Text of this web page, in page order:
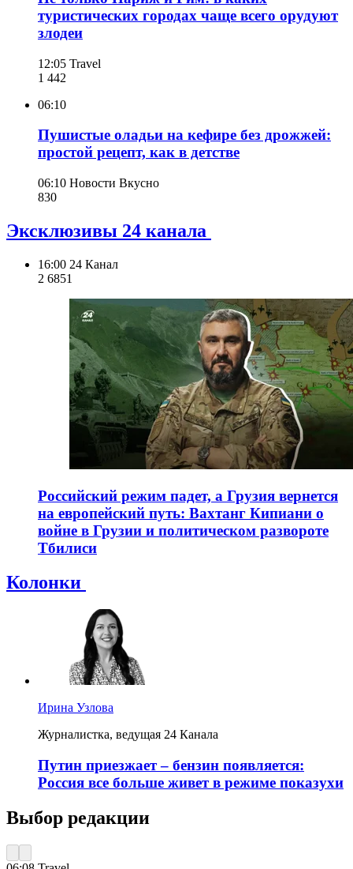
туристических городах чаще всего орудуют
злодеи
12:05 Travel
1 442
06:10
Пушистые оладьи на кефире без дрожжей:
простой рецепт, как в детстве
06:10 Новости Вкусно
830
Эксклюзивы 24 канала
16:00 24 Канал
2 6851
Российский режим падет, а Грузия вернется
на европейский путь: Вахтанг Кипиани о
войне в Грузии и политическом развороте
Тбилиси
Колонки
Ирина Узлова
Журналистка, ведущая 24 Канала
Путин приезжает – бензин появляется:
Россия все больше живет в режиме показухи
Выбор редакции